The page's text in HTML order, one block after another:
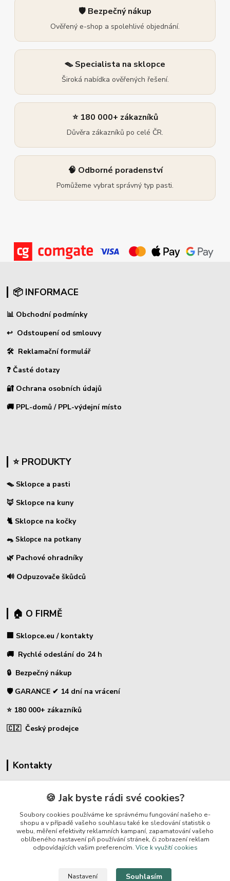
🛡️ Bezpečný nákup
Ověřený e-shop a spolehlivé objednání.
🪤 Specialista na sklopce
Široká nabídka ověřených řešení.
⭐ 180 000+ zákazníků
Důvěra zákazníků po celé ČR.
🧠 Odborné poradenství
Pomůžeme vybrat správný typ pasti.
📦 INFORMACE
📊 Obchodní podmínky
↩ Odstoupení od smlouvy
🛠 Reklamační formulář
❓ Časté dotazy
🔐 Ochrana osobních údajů
🚚 PPL-domů / PPL-výdejní místo
⭐ PRODUKTY
🪤 Sklopce a pasti
🦊 Sklopce na kuny
🐈 Sklopce na kočky
🐀 Sklopce na potkany
🌿 Pachové ohradníky
🔊 Odpuzovače škůdců
🏠 O FIRMĚ
🏢 Sklopce.eu / kontakty
🚚 Rychlé odeslání do 24 h
🔒 Bezpečný nákup
🛡️ GARANCE ✔ 14 dní na vrácení
⭐ 180 000+ zákazníků
🇨🇿 Český prodejce
Kontakty
🛡️ Zákaznická podpora
📞 728 007 997
⏰ Po-Pá | 7:00 - 13:30 |
info@repulse.cz
🍪 Jak byste rádi své cookies?
Soubory cookies používáme ke správnému fungování našeho e-
shopu a v případě vašeho souhlasu také ke sledování statistik o
webu, měření efektivity reklamních kampaní, zapamatování vašeho
oblíbeného nastavení při používání stránek, či zobrazení reklam
odpovídajících vašim preferencím. Více k využití cookies
Nastavení Souhlasím